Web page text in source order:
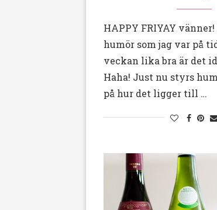
HAPPY FRIYAY
humör som jag var på
veckan lika bra är det
Haha! Just nu styrs
på hur det ligger till …